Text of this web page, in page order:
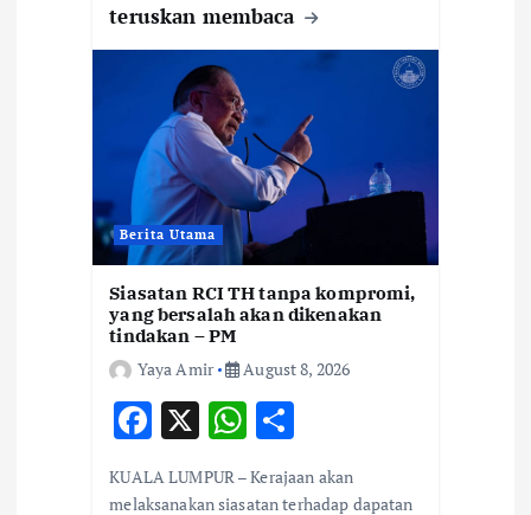
teruskan membaca
Berita Utama
Siasatan RCI TH tanpa kompromi,
yang bersalah akan dikenakan
tindakan – PM
Yaya Amir
August 8, 2026
F
ac
e
X W
h
at ar
KUALA LUMPUR – Kerajaan akan
melaksanakan siasatan terhadap dapatan